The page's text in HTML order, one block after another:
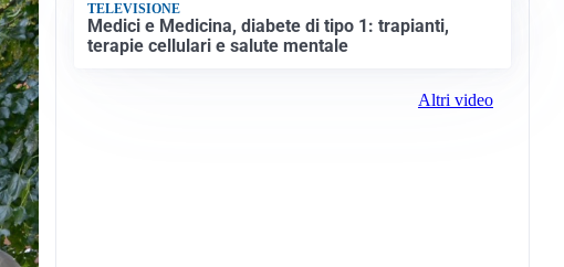
TELEVISIONE
Medici e Medicina, diabete di tipo 1: trapianti,
terapie cellulari e salute mentale
Altri video